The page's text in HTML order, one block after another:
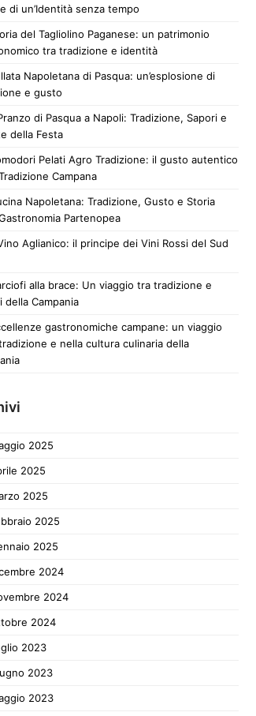
di un’Identità senza tempo
del Tagliolino Paganese: un patrimonio
tra tradizione e identità
Napoletana di Pasqua: un’esplosione di
e gusto
di Pasqua a Napoli: Tradizione, Sapori e
della Festa
Pelati Agro Tradizione: il gusto autentico
Campana
Napoletana: Tradizione, Gusto e Storia
Partenopea
Aglianico: il principe dei Vini Rossi del Sud
alla brace: Un viaggio tra tradizione e
della Campania
gastronomiche campane: un viaggio
e nella cultura culinaria della
2025
2025
2025
2025
2025
2024
2024
2024
2023
2023
2023